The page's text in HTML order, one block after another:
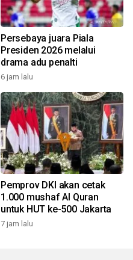
Persebaya juara Piala
Presiden 2026 melalui
drama adu penalti
6 jam lalu
Pemprov DKI akan cetak
1.000 mushaf Al Quran
untuk HUT ke-500 Jakarta
7 jam lalu